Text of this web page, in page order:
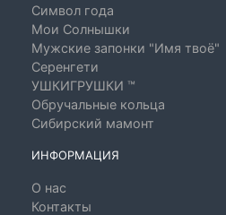
Символ года
Мои Солнышки
Мужские запонки "Имя твоё"
Серенгети
УШКИГРУШКИ ™
Обручальные кольца
Сибирский мамонт
ИНФОРМАЦИЯ
О нас
Контакты